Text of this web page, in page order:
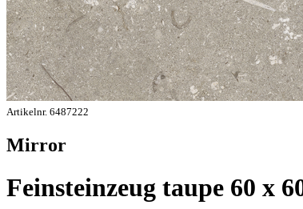
Artikelnr. 6487222
Mirror
Feinsteinzeug taupe 60 x